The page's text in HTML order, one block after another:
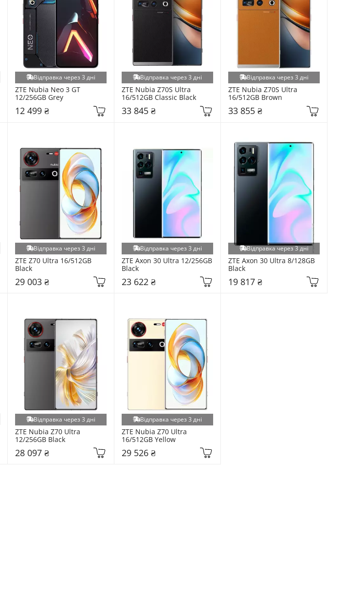
Відправка через 3 дні
ZTE Nubia Neo 3 GT
12/256GB Grey
12 499 ₴
Відправка через 3 дні
ZTE Nubia Z70S Ultra
16/512GB Classic Black
33 845 ₴
Відправка через 3 дні
ZTE Nubia Z70S Ultra
16/512GB Brown
33 855 ₴
Відправка через 3 дні
ZTE Z70 Ultra 16/512GB
Black
29 003 ₴
Відправка через 3 дні
ZTE Axon 30 Ultra 12/256GB
Black
23 622 ₴
Відправка через 3 дні
ZTE Axon 30 Ultra 8/128GB
Black
19 817 ₴
Відправка через 3 дні
ZTE Nubia Z70 Ultra
12/256GB Black
28 097 ₴
Відправка через 3 дні
ZTE Nubia Z70 Ultra
16/512GB Yellow
29 526 ₴